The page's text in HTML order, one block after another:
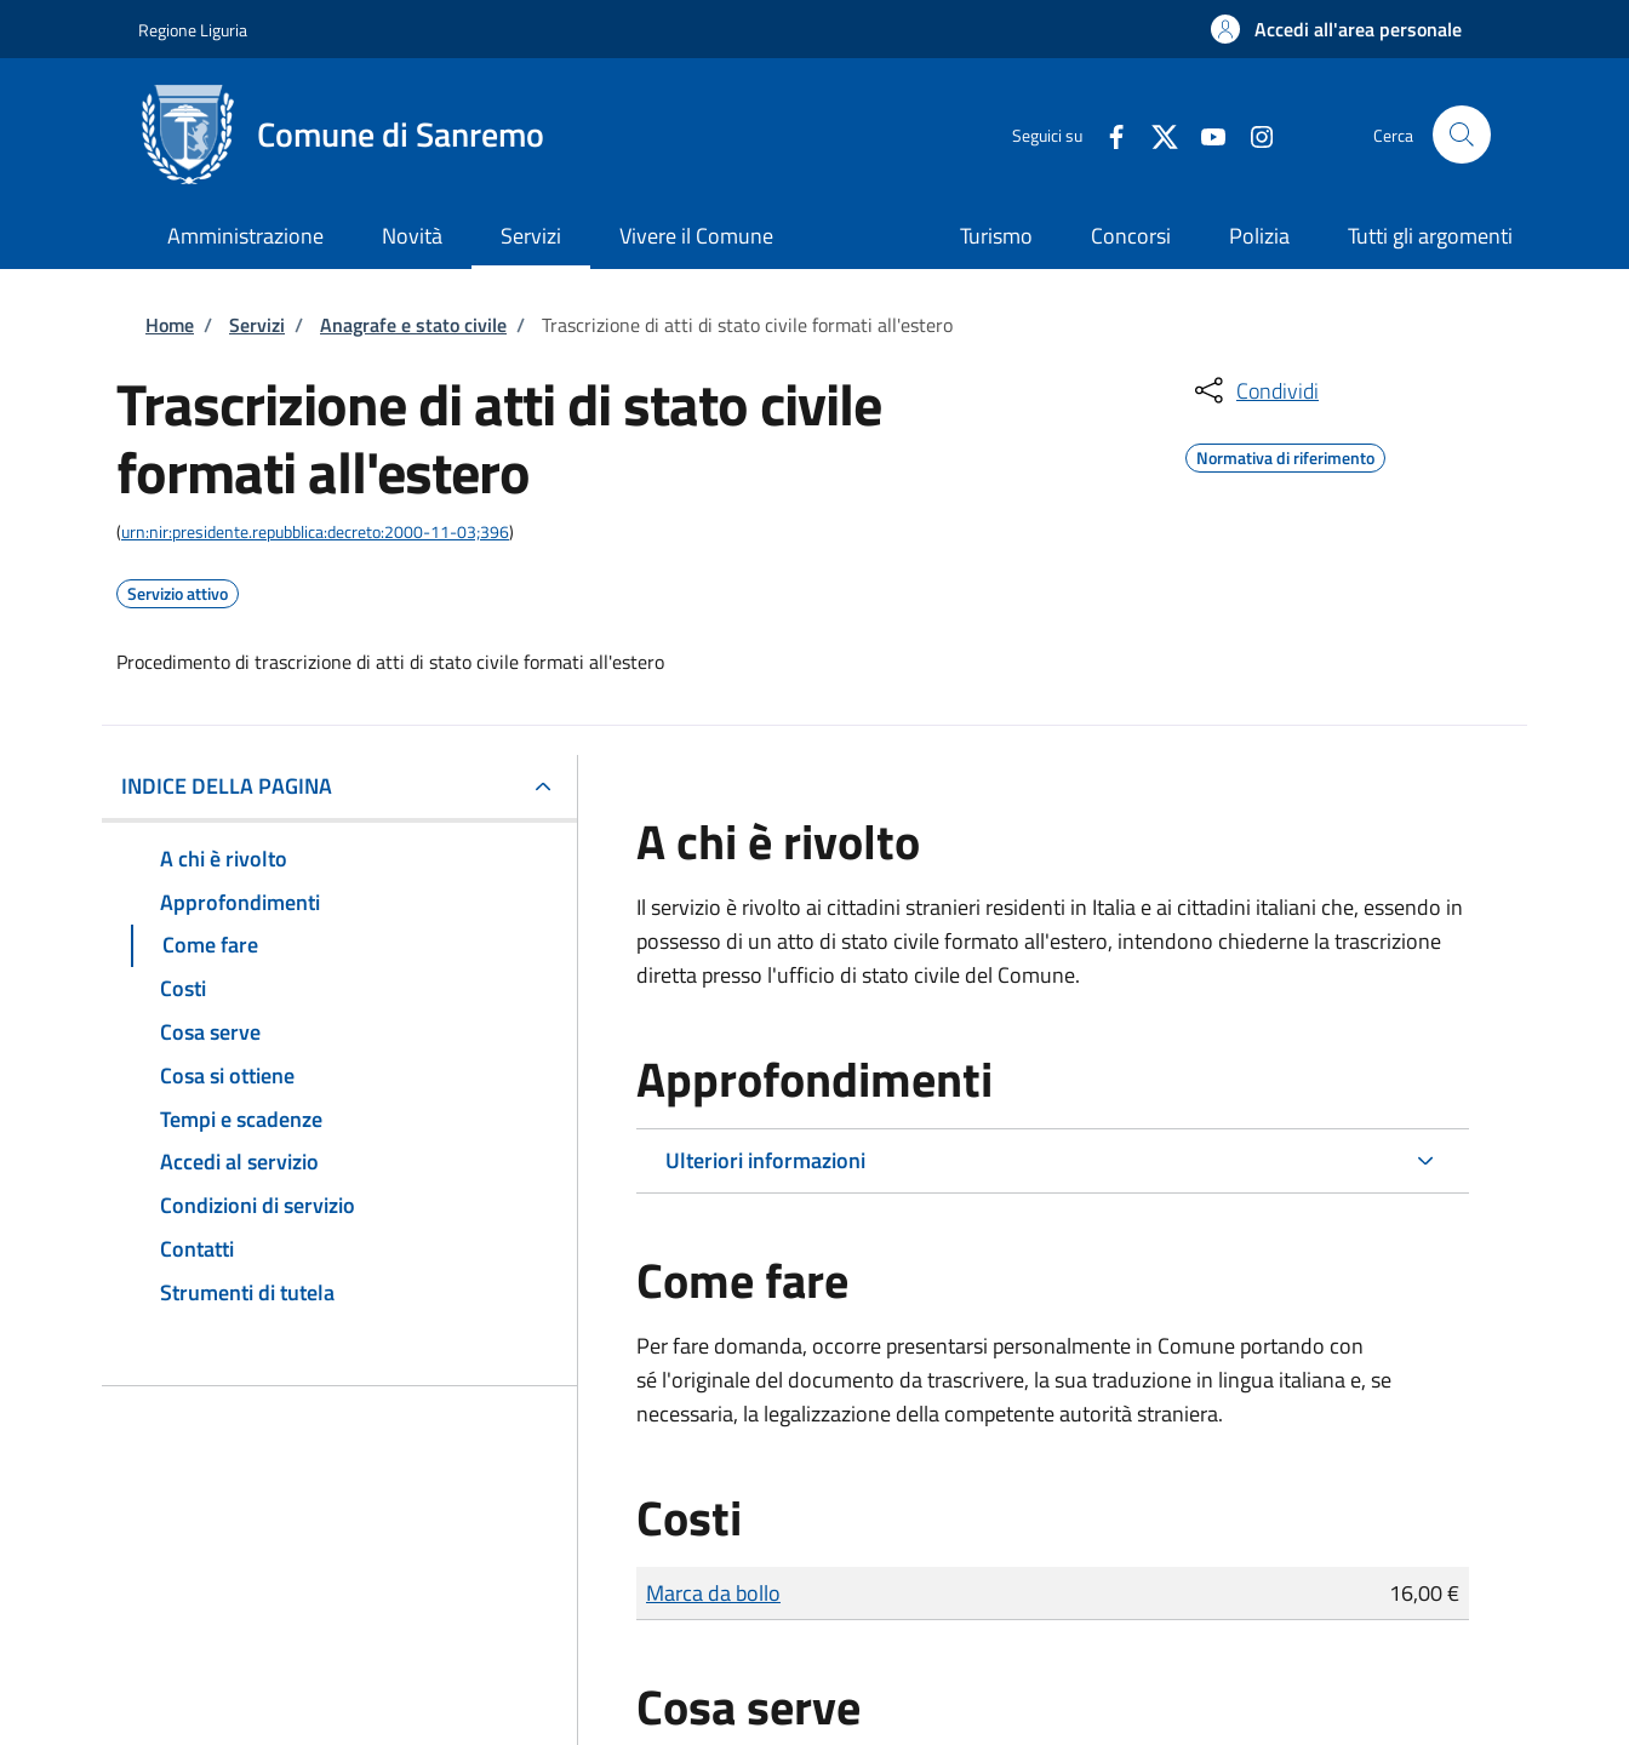
Regione Liguria Accedi all'area personale
Comune di Sanremo Seguici su Cerca
Amministrazione Novità Servizi Vivere il Comune Turismo Concorsi Polizia Tutti gli argomenti
Briciole di pane
Home / Servizi / Anagrafe e stato civile / Trascrizione di atti di stato civile formati all'estero
Trascrizione di atti di stato civile
formati all'estero
(urn:nir:presidente.repubblica:decreto:2000-11-03;396)
Servizio attivo
Procedimento di trascrizione di atti di stato civile formati all'estero
Condividi
Normativa di riferimento
INDICE DELLA PAGINA
A chi è rivolto
Approfondimenti
Come fare
Costi
Cosa serve
Cosa si ottiene
Tempi e scadenze
Accedi al servizio
Condizioni di servizio
Contatti
Strumenti di tutela
A chi è rivolto
Il servizio è rivolto ai cittadini stranieri residenti in Italia e ai cittadini italiani che, essendo in
possesso di un atto di stato civile formato all'estero, intendono chiederne la trascrizione
diretta presso l'ufficio di stato civile del Comune.
Approfondimenti
Ulteriori informazioni
Come fare
Per fare domanda, occorre presentarsi personalmente in Comune portando con
sé l'originale del documento da trascrivere, la sua traduzione in lingua italiana e, se
necessaria, la legalizzazione della competente autorità straniera.
Costi
Tipo di pagamento
Importo
Marca da bollo 16,00 €
Cosa serve